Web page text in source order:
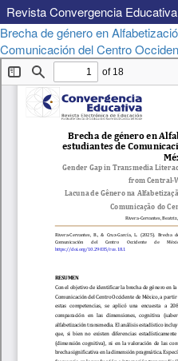
Revista Convergencia Educativa
Volver
a
los
detalles
artículo
Brecha de género en
Comunicación del Centro